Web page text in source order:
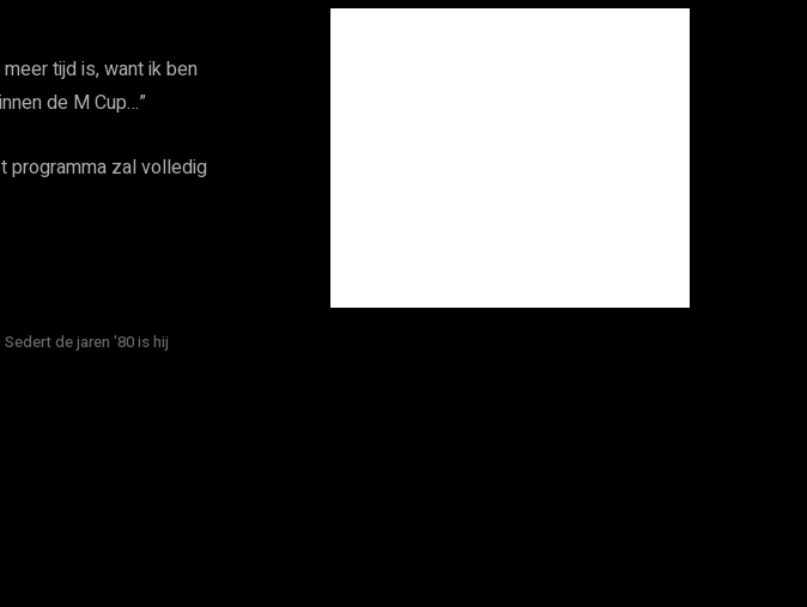
tijd is, want ik ben
de M Cup…”
programma zal volledig
de jaren '80 is hij